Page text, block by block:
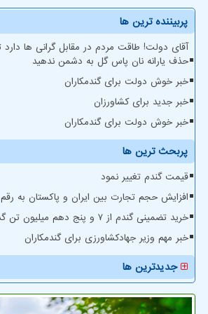
پربیننده ترین ها
آقای دولت! طاقت مردم در مقابل گرانی ها
حذف یارانه نان پاس گل به دشمن ندهید
خبر خوش دولت برای گندمکاران
خبر جدید برای کشاورزان
خبر خوش دولت برای گندمکاران
پربحث ترین ها
قیمت گندم تغییر نمود
افزایش حجم تجارت بین ایران و پاکستان به رقم 10 میلیارد دلار
خرید تضمینی گندم از ۷ و پنج دهم میلیون تن گذشت
خبر مهم وزیر جهادکشاورزی برای گندمکاران
جدیدترین ها